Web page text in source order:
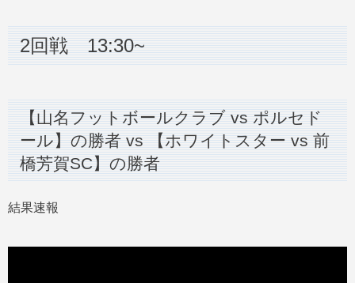
2回戦 13:30~
【山名フットボールクラブ vs ポルセド
ール】の勝者 vs 【ホワイトスター vs 前
橋芳賀SC】の勝者
結果速報